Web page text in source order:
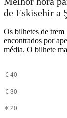
Eskisehir
de Eskisehir a
Os bilhetes de trem
encontrados por
média. O bilhete